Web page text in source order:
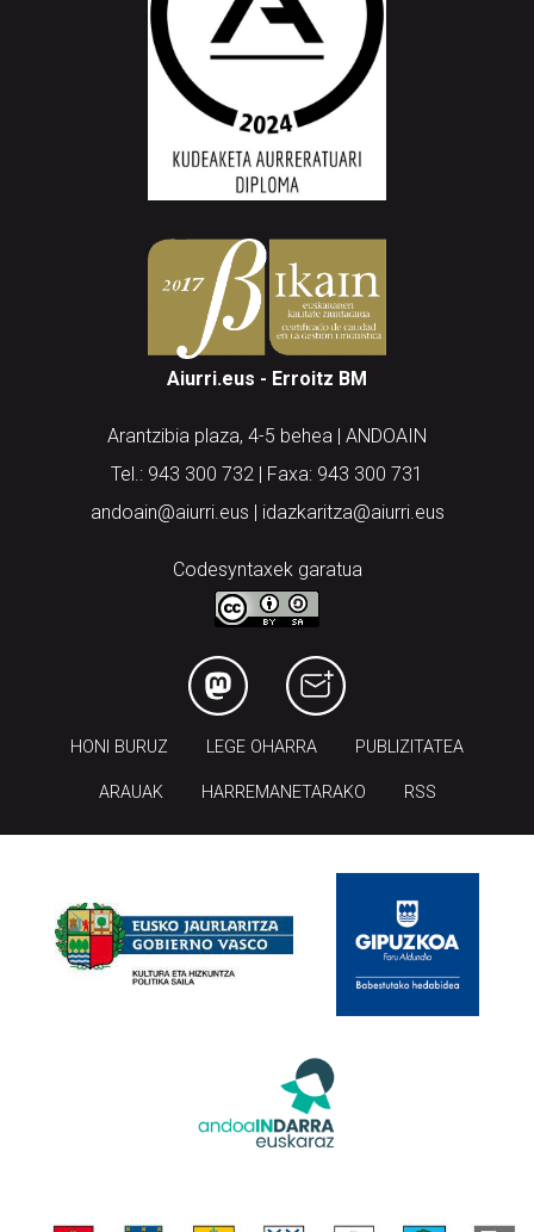
Aiurri.eus - Erroitz BM
Arantzibia plaza, 4-5 behea | ANDOAIN
Tel.: 943 300 732 | Faxa: 943 300 731
andoain@aiurri.eus | idazkaritza@aiurri.eus
Codesyntaxek garatua
HONI BURUZ LEGE OHARRA PUBLIZITATEA
ARAUAK HARREMANETARAKO RSS